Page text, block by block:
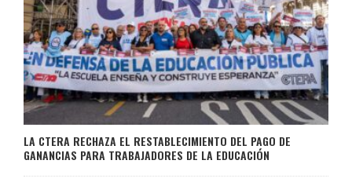
LA CTERA RECHAZA EL RESTABLECIMIENTO DEL PAGO DE
GANANCIAS PARA TRABAJADORES DE LA EDUCACIÓN